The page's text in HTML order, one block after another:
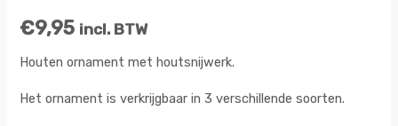
€9,95 incl. BTW
Houten ornament met houtsnijwerk.
Het ornament is verkrijgbaar in 3 verschillende soorten.